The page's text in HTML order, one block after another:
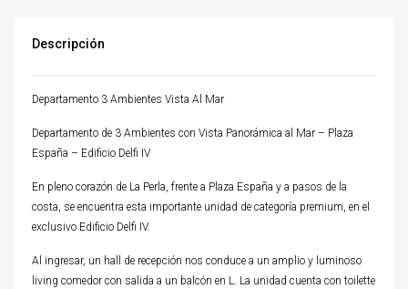
Descripción
Departamento 3 Ambientes Vista Al Mar
Departamento de 3 Ambientes con Vista Panorámica al Mar – Plaza
España – Edificio Delfi IV
En pleno corazón de La Perla, frente a Plaza España y a pasos de la
costa, se encuentra esta importante unidad de categoría premium, en el
exclusivo Edificio Delfi IV.
Al ingresar, un hall de recepción nos conduce a un amplio y luminoso
living comedor con salida a un balcón en L. La unidad cuenta con toilette